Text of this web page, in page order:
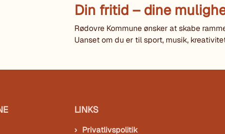
Din fritid – dine
Rødovre Kommune ønsker at skabe
Uanset om du er til sport, musik,
LINKS
Privatlivspolitik